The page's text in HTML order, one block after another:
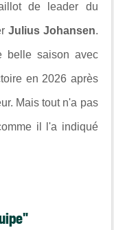
de leader du
Julius Johansen.
belle saison avec
en 2026 après
Mais tout n'a pas
il l'a indiqué